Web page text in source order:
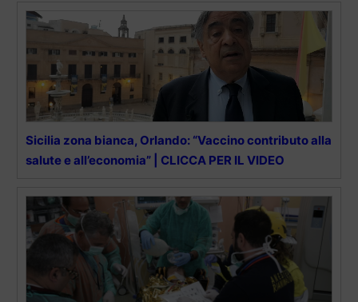
Sicilia zona bianca, Orlando: “Vaccino contributo alla
salute e all’economia” | CLICCA PER IL VIDEO